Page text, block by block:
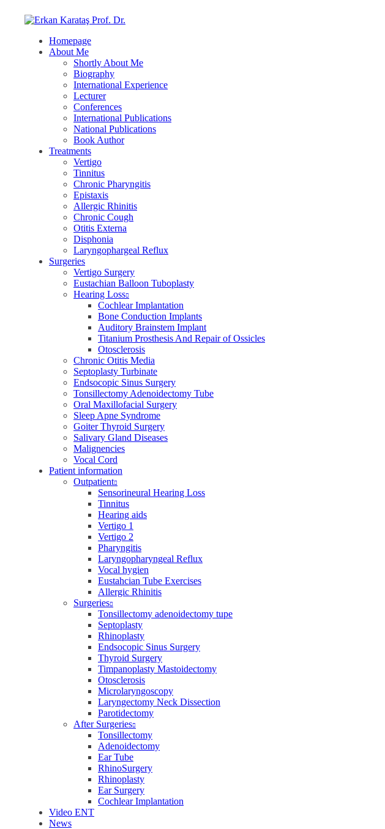
Homepage
About Me
Shortly About Me
Biography
International Experience
Lecturer
Conferences
International Publications
National Publications
Book Author
Treatments
Vertigo
Tinnitus
Chronic Pharyngitis
Epistaxis
Allergic Rhinitis
Chronic Cough
Otitis Externa
Disphonia
Laryngophargeal Reflux
Surgeries
Vertigo Surgery
Eustachian Balloon Tuboplasty
Hearing Loss
Cochlear Implantation
Bone Conduction Implants
Auditory Brainstem Implant
Titanium Prosthesis And Repair of Ossicles
Otosclerosis
Chronic Otitis Media
Septoplasty Turbinate
Endsocopic Sinus Surgery
Tonsillectomy Adenoidectomy Tube
Oral Maxillofacial Surgery
Sleep Apne Syndrome
Goiter Thyroid Surgery
Salivary Gland Diseases
Malignencies
Vocal Cord
Patient information
Outpatient
Sensorineural Hearing Loss
Tinnitus
Hearing aids
Vertigo 1
Vertigo 2
Pharyngitis
Laryngopharyngeal Reflux
Vocal hygien
Eustahcian Tube Exercises
Allergic Rhinitis
Surgeries
Tonsillectomy adenoidectomy tupe
Septoplasty
Rhinoplasty
Endsocopic Sinus Surgery
Thyroid Surgery
Timpanoplasty Mastoidectomy
Otosclerosis
Microlaryngoscopy
Laryngectomy Neck Dissection
Parotidectomy
After Surgeries
Tonsillectomy
Adenoidectomy
Ear Tube
RhinoSurgery
Rhinoplasty
Ear Surgery
Cochlear Implantation
Video ENT
News